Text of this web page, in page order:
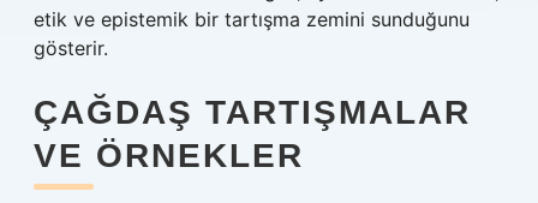
etik ve epistemik bir tartışma zemini sunduğunu
gösterir.
ÇAĞDAŞ TARTIŞMALAR
VE ÖRNEKLER